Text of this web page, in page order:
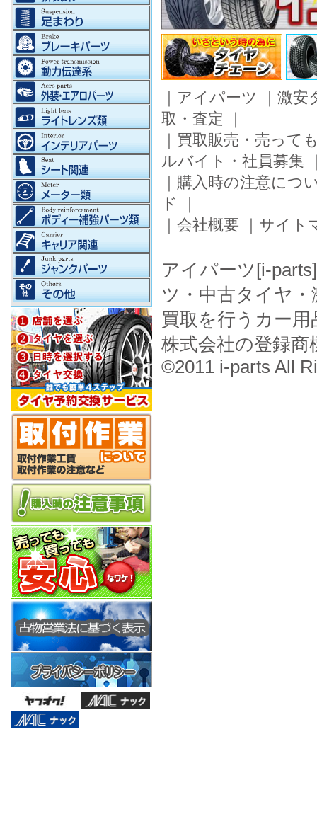
｜ アイパーツ ｜ 激安
取・査定 ｜
｜ 買取販売・売って
ルバイト・社員募集
｜ 購入時の注意につ
ド
｜
｜ 会社概要 ｜ サイト
アイパーツ[i-
ツ・中古タイヤ
買取を行うカー
株式会社の登録商
©2011 i-parts All